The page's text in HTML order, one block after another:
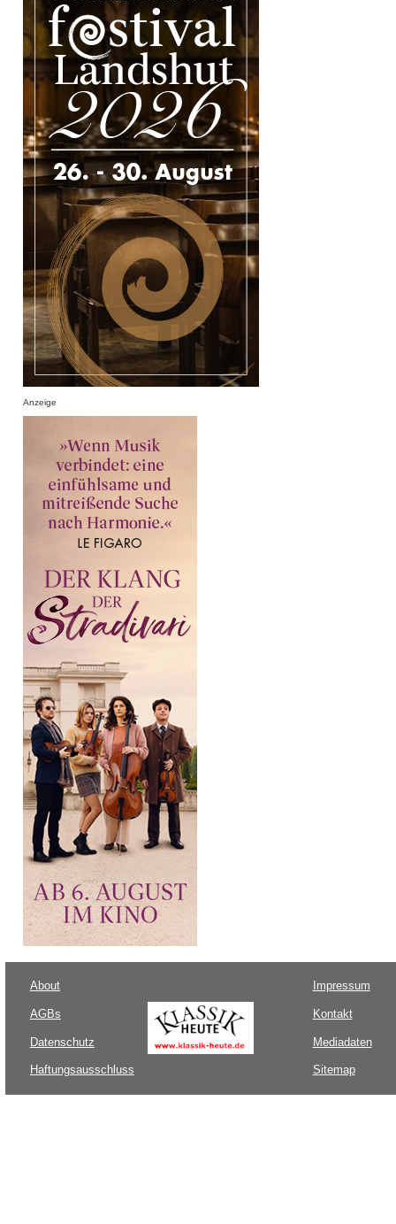
Anzeige
About
AGBs
Datenschutz
Haftungsausschluss
Impressum
Kontakt
Mediadaten
Sitemap